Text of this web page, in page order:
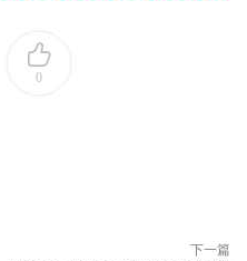
0
下一篇